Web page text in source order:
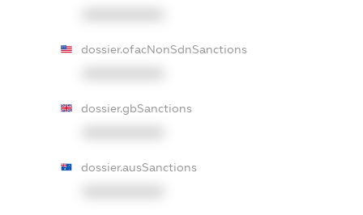
dossier.ofacNonSdnSanctions
dossier.gbSanctions
dossier.ausSanctions